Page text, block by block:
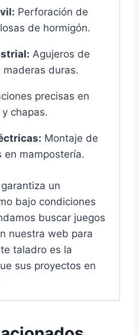
Perforación de
de hormigón.
Agujeros de
duras.
precisas en
chapas.
Montaje de
en mampostería.
un
bajo condiciones
buscar juegos
nuestra web para
taladro es la
sus proyectos en